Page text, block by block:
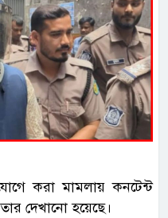
করা মামলায় কনটেন্ট
দেখানো হয়েছে।